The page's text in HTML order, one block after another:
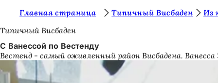
Перейти к содержимому
ы
з
д
е
Главная страница Типичный Висбаден
Из
Типичный Висбаден
С Ванессой по Вестенду
Вестенд - самый оживленный район Висбадена.